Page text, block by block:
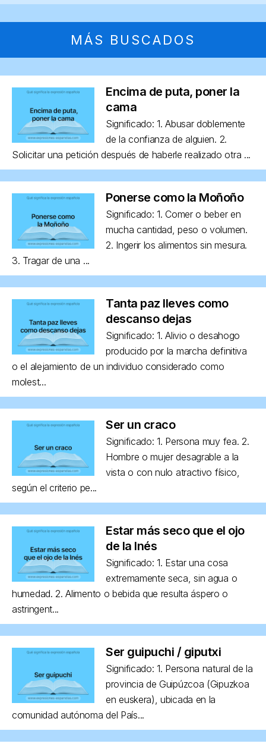
MÁS BUSCADOS
Encima de puta, poner la
cama
Significado: 1. Abusar doblemente
de la confianza de alguien. 2.
Solicitar una petición después de haberle realizado otra ...
Ponerse como la Moñoño
Significado: 1. Comer o beber en
mucha cantidad, peso o volumen.
2. Ingerir los alimentos sin mesura.
3. Tragar de una ...
Tanta paz lleves como
descanso dejas
Significado: 1. Alivio o desahogo
producido por la marcha definitiva
o el alejamiento de un individuo considerado como
molest...
Ser un craco
Significado: 1. Persona muy fea. 2.
Hombre o mujer desagrable a la
vista o con nulo atractivo físico,
según el criterio pe...
Estar más seco que el ojo
de la Inés
Significado: 1. Estar una cosa
extremamente seca, sin agua o
humedad. 2. Alimento o bebida que resulta áspero o
astringent...
Ser guipuchi / giputxi
Significado: 1. Persona natural de la
provincia de Guipúzcoa (Gipuzkoa
en euskera), ubicada en la
comunidad autónoma del País...